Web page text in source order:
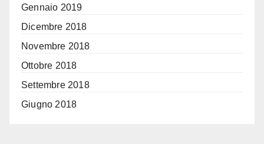
Gennaio 2019
Dicembre 2018
Novembre 2018
Ottobre 2018
Settembre 2018
Giugno 2018